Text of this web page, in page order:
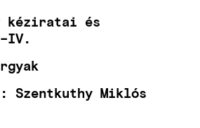
kéziratai és
Szentkuthy Miklós